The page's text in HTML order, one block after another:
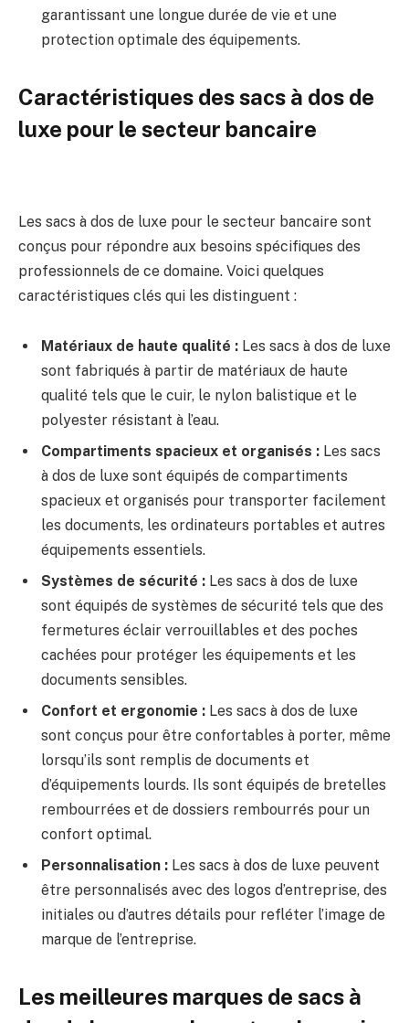
garantissant une longue durée de vie et une
protection optimale des équipements.
Caractéristiques des sacs à dos de
luxe pour le secteur bancaire
Les sacs à dos de luxe pour le secteur bancaire sont
conçus pour répondre aux besoins spécifiques des
professionnels de ce domaine. Voici quelques
caractéristiques clés qui les distinguent :
Matériaux de haute qualité : Les sacs à dos de luxe
sont fabriqués à partir de matériaux de haute
qualité tels que le cuir, le nylon balistique et le
polyester résistant à l’eau.
Compartiments spacieux et organisés : Les sacs
à dos de luxe sont équipés de compartiments
spacieux et organisés pour transporter facilement
les documents, les ordinateurs portables et autres
équipements essentiels.
Systèmes de sécurité : Les sacs à dos de luxe
sont équipés de systèmes de sécurité tels que des
fermetures éclair verrouillables et des poches
cachées pour protéger les équipements et les
documents sensibles.
Confort et ergonomie : Les sacs à dos de luxe
sont conçus pour être confortables à porter, même
lorsqu’ils sont remplis de documents et
d’équipements lourds. Ils sont équipés de bretelles
rembourrées et de dossiers rembourrés pour un
confort optimal.
Personnalisation : Les sacs à dos de luxe peuvent
être personnalisés avec des logos d’entreprise, des
initiales ou d’autres détails pour refléter l’image de
marque de l’entreprise.
Les meilleures marques de sacs à